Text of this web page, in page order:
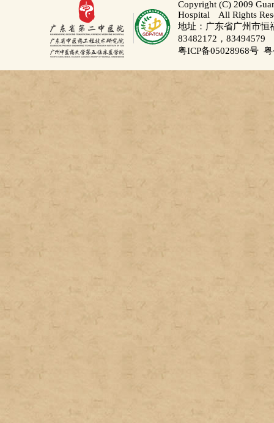
Copyright (C) 2009
Hospital All Rights
地址：广东省广州市
83482172，83494579
粤ICP备05028968号